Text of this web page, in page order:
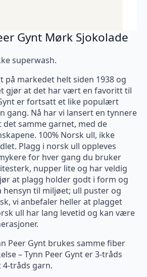
Gynt Mørk Sjokolade
superwash.
på markedet helt siden 1938 og
gjør at det har vært en favoritt til
er fortsatt et like populært
gang. Nå har vi lansert en tynnere
samme garnet, med de
100% Norsk ull, ikke
Plagg i norsk ull oppleves
for hver gang du bruker
nupper lite og har veldig
at plagg holder godt i form og
hensyn til miljøet; ull puster og
vi anbefaler heller at plagget
ull har lang levetid og kan være
Peer Gynt brukes samme fiber
– Tynn Peer Gynt er 3-tråds
4-tråds garn.